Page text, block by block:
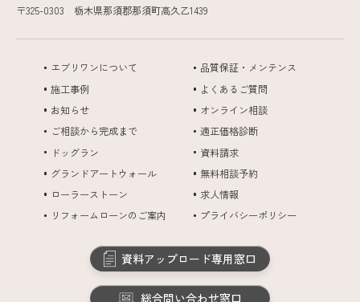
〒325-0303 栃木県那須郡那須町高久乙1439
エブリワンについて
施工事例
お知らせ
ご相談から完成まで
ドッグラン
グランドアートウォール
ローラーストーン
リフォームローンのご案内
品質保証・メンテンス
よくあるご質問
オンライン相談
適正価格診断
資料請求
無料相談予約
求人情報
プライバシーポリシー
資料アップロード専用窓口
総合問い合わせ窓口